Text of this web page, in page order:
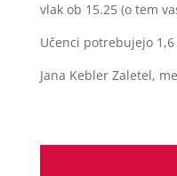
vlak ob 15.25 (o tem
Učenci potrebujejo
Jana Kebler Zaletel,